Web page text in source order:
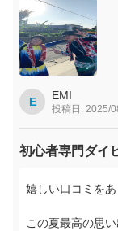
出に。
全く初心者の私た
り、感謝です。
E EMI
投稿日: 2025/
初心者専門ダイ
嬉しい口コミを
この夏最高の思